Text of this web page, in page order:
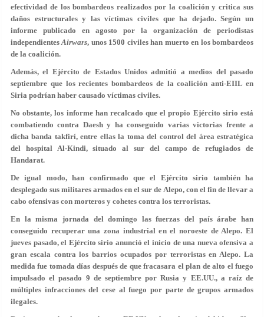
efectividad de los bombardeos realizados por la coalición y critica sus
daños estructurales y las víctimas civiles que ha dejado. Según un
informe publicado en agosto por la organización de periodistas
independientesAirwars, unos 1500 civiles han muerto en los bombardeos
de la coalición.
Además, el Ejército de Estados Unidos admitió a medios del pasado
septiembre que los recientes bombardeos de la coalición anti-EIIL en
Siria podrían haber causado víctimas civiles.
No obstante, los informe han recalcado que el propio Ejército sirio está
combatiendo contra Daesh y ha conseguido varias victorias frente a
dicha banda takfirí, entre ellas la toma del control del área estratégica
del hospital Al-Kindi, situado al sur del campo de refugiados de
Handarat.
De igual modo, han confirmado que el Ejército sirio también ha
desplegado sus militares armados en el sur de Alepo, con el fin de llevar a
cabo ofensivas con morteros y cohetes contra los terroristas.
En la misma jornada del domingo las fuerzas del país árabe han
conseguido recuperar una zona industrial en el noroeste de Alepo. El
jueves pasado, el Ejército sirio anunció el inicio de una nueva ofensiva a
gran escala contra los barrios ocupados por terroristas en Alepo. La
medida fue tomada días después de que fracasara el plan de alto el fuego
impulsado el pasado 9 de septiembre por Rusia y EE.UU., a raíz de
múltiples infracciones del cese al fuego por parte de grupos armados
ilegales.